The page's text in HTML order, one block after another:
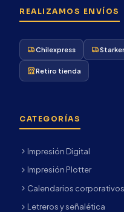
REALIZAMOS ENVÍOS
Chilexpress
Retiro tienda
CATEGORÍAS
Impresión Digital
Impresión Plotter
Calendarios corporativos
Letreros y señalética